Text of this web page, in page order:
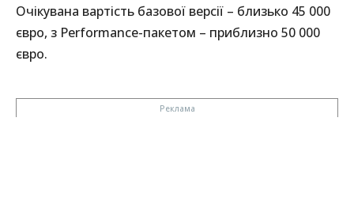
Очікувана вартість базової версії – близько 45 000
євро, з Performance-пакетом – приблизно 50 000
євро.